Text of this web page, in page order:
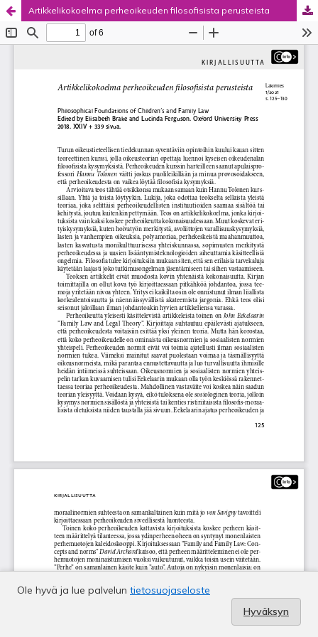
Artikkelikokoelma perheoikeuden filosofisista perusteista
Ole hyvä ja lue palvelun tietosuojaseloste
Hyväksyn
Tieteellisten seurain valtuuskunta.